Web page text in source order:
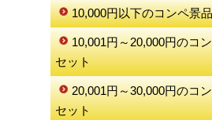
10,000円以下のコンペ景
10,001円～20,000円のコ
セット
20,001円～30,000円のコ
セット